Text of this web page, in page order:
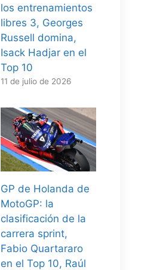
los entrenamientos
libres 3, Georges
Russell domina,
Isack Hadjar en el
Top 10
11 de julio de 2026
GP de Holanda de
MotoGP: la
clasificación de la
carrera sprint,
Fabio Quartararo
en el Top 10, Raúl